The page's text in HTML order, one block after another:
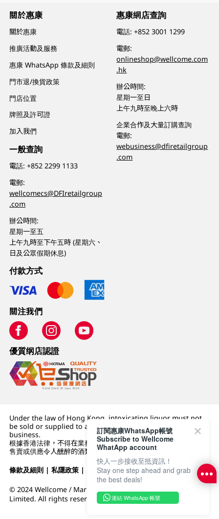
關於惠康
關於惠康
推廣活動及服務
惠康 WhatsApp 條款及細則
門市退/換貨政策
門店位置
牌照及許可證
加入我們
一般查詢
電話:+852 2299 1133
電郵:
wellcomecs@DFIretailgroup
.com
辦公時間:
星期一至五
上午九時至下午五時 (星期六、
日及公眾假期休息)
惠康網店查詢
電話:+852 3001 1299
電郵:
onlineshop@wellcome.com
.hk
辦公時間:
星期一至日
上午九時至晚上六時
企業合作及大量訂購查詢
電郵:
webusiness@dfiretailgroup
.com
付款方式
關注我們
優質纲店認證
Under the law of Hong Kong, intoxicating liquor must not
be sold or supplied to a minor (under 18) in the course of
business.
根據香港法律，不得在業務過程中，向未成年人 (18 歲以下人士)
售賣或供應令人醺醉的酒類。
條款及細則 |私隱政策 | DFI零售集團
© 2024 Wellcome / Market Place. The Dairy Farm Company
Limited. All rights reserved.
訂閱惠康WhatsApp帳號
Subscribe to Wellcome
WhatApp account
快人一步接收至抵資訊！
Stay one step ahead and grab
the best deals!
連結 WhatsApp 帳號